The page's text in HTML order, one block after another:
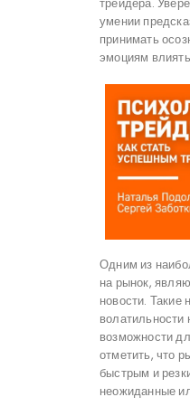
умении
принимать
эмоциям
Одним из
на рынок,
новости. Такие
возможности
отметить, что
быстрым и
неожиданные